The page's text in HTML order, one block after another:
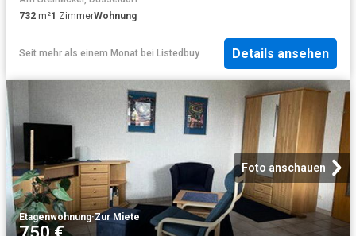
732 m²1 ZimmerWohnung
Seit mehr als einem Monat bei Listedbuy Details ansehen
Foto anschauen
Etagenwohnung·Zur Miete